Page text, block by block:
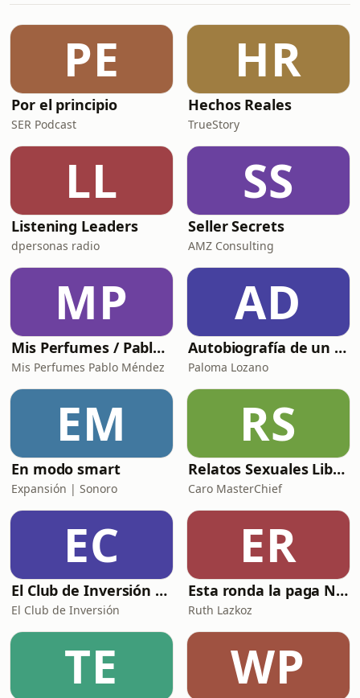
náutica y comercial, y la
interpretación que los tribunales han
dado a esta exoneración de
PE
Por el principio
SER Podcast
HR
Hechos Reales
TrueStory
LL
Listening Leaders
dpersonas radio
SS
Seller Secrets
AMZ Consulting
MP
Mis Perfumes / Pablo Méndez
Mis Perfumes Pablo Méndez
AD
Autobiografía de un Yogui con sitar
Paloma Lozano
EM
En modo smart
Expansión | Sonoro
RS
Relatos Sexuales Liberales
Caro MasterChief
EC
El Club de Inversión podcast
El Club de Inversión
ER
Esta ronda la paga Newton
Ruth Lazkoz
TE WP